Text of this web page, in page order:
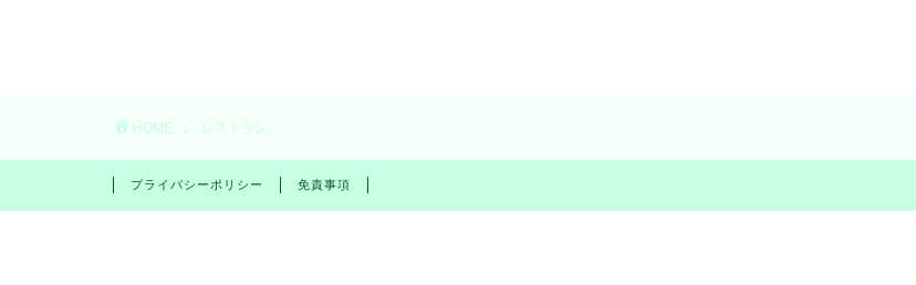
HOME レストラン
プライバシーポリシー 免責事項